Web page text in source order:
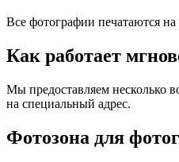
Все фотографии печатаются
Как работает
Мы предоставляем несколько
на специальный адрес.
Фотозона для